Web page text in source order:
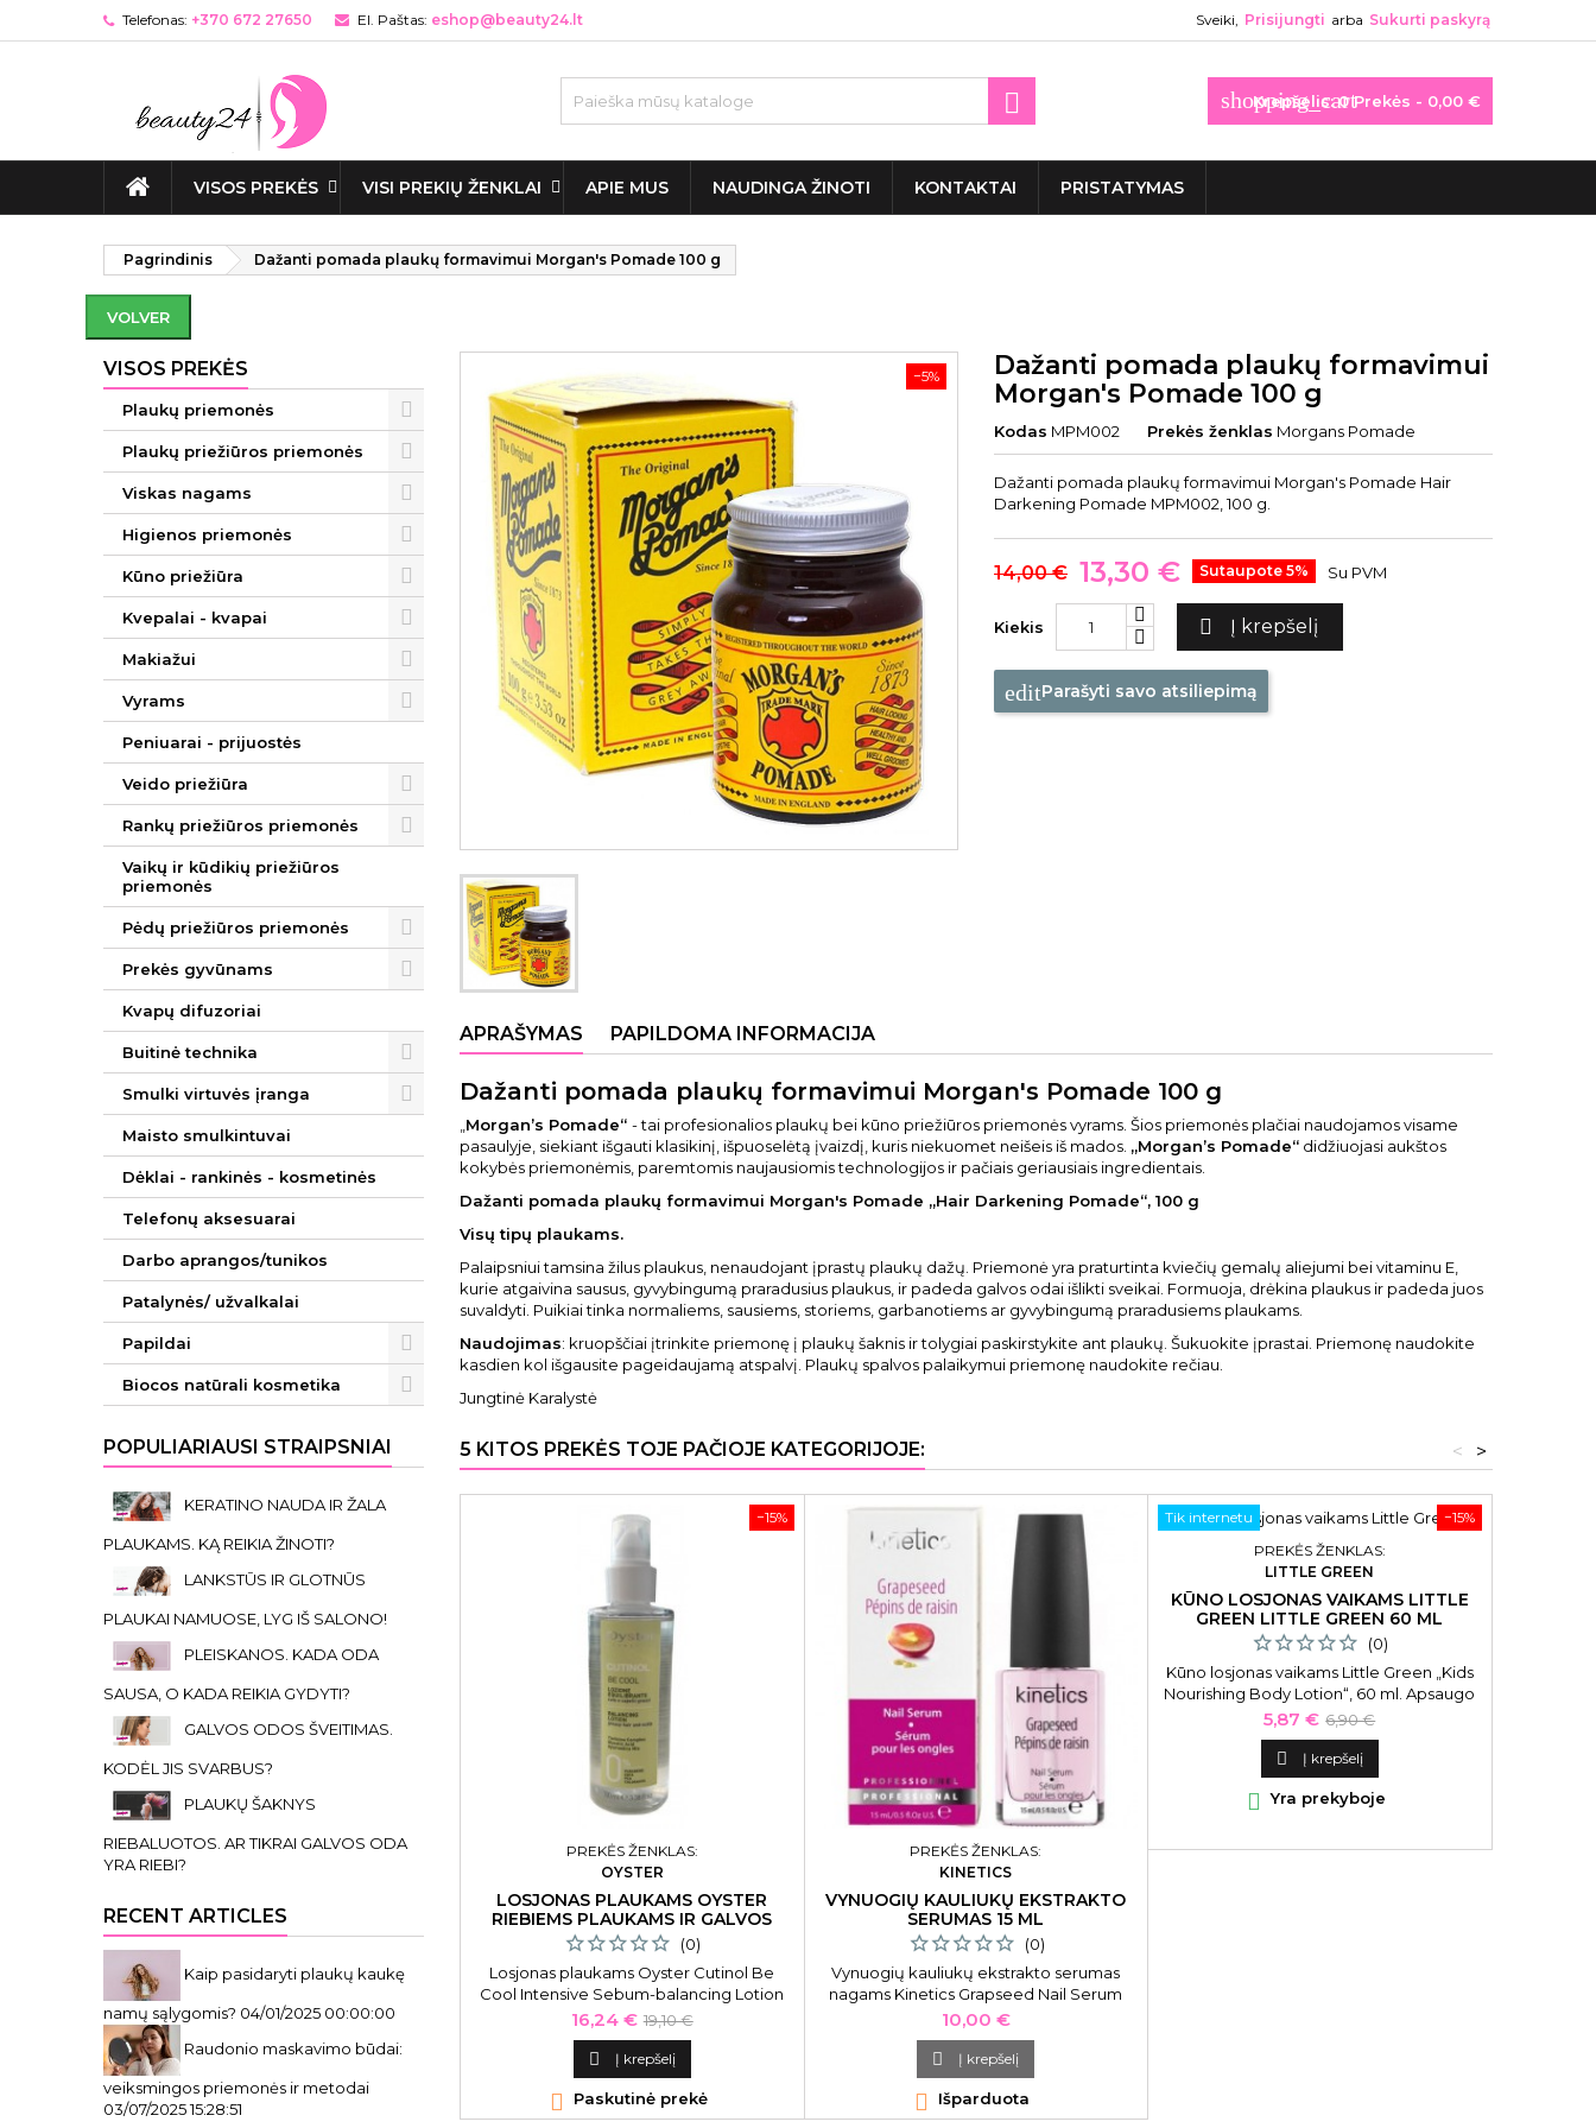
Telefonas: +370 672 27650 El. Paštas: eshop@beauty24.lt Sveiki, Prisijungti arba Sukurti paskyrą
shopping_cart
Krepšelis: 0Prekės - 0,00 €

VISOS PREKĖS VISI PREKIŲ ŽENKLAI APIE MUS NAUDINGA ŽINOTI KONTAKTAI PRISTATYMAS
Pagrindinis Dažanti pomada plaukų formavimui Morgan's Pomade 100 g
VOLVER
VISOS PREKĖS
Plaukų priemonės
Plaukų priežiūros priemonės
Viskas nagams
Higienos priemonės
Kūno priežiūra
Kvepalai - kvapai
Makiažui
Vyrams
Peniuarai - prijuostės
Veido priežiūra
Rankų priežiūros priemonės
Vaikų ir kūdikių priežiūros
priemonės
Pėdų priežiūros priemonės
Prekės gyvūnams
Kvapų difuzoriai
Buitinė technika
Smulki virtuvės įranga
Maisto smulkintuvai
Dėklai - rankinės - kosmetinės
Telefonų aksesuarai
Darbo aprangos/tunikos
Patalynės/ užvalkalai
Papildai
Biocos natūrali kosmetika
POPULIARIAUSI STRAIPSNIAI
KERATINO NAUDA IR ŽALA
PLAUKAMS. KĄ REIKIA ŽINOTI?
LANKSTŪS IR GLOTNŪS
PLAUKAI NAMUOSE, LYG IŠ SALONO!
PLEISKANOS. KADA ODA
SAUSA, O KADA REIKIA GYDYTI?
GALVOS ODOS ŠVEITIMAS.
KODĖL JIS SVARBUS?
PLAUKŲ ŠAKNYS
RIEBALUOTOS. AR TIKRAI GALVOS ODA
YRA RIEBI?
RECENT ARTICLES
Kaip pasidaryti plaukų kaukę
namų sąlygomis? 04/01/2025 00:00:00
Raudonio maskavimo būdai:
veiksmingos priemonės ir metodai
03/07/2025 15:28:51
−5%
Dažanti pomada plaukų formavimui
Morgan's Pomade 100 g
Kodas MPM002 Prekės ženklas Morgans Pomade
Dažanti pomada plaukų formavimui Morgan's Pomade Hair
Darkening Pomade MPM002, 100 g.
14,00 € 13,30 € Sutaupote 5% Su PVM
Kiekis  Į krepšelį
editParašyti savo atsiliepimą
APRAŠYMAS PAPILDOMA INFORMACIJA
Dažanti pomada plaukų formavimui Morgan's Pomade 100 g
Morgan’s Pomade“ - tai profesionalios plaukų bei kūno priežiūros priemonės vyrams. Šios priemonės plačiai naudojamos visame
pasaulyje, siekiant išgauti klasikinį, išpuoselėtą įvaizdį, kuris niekuomet neišeis iš mados. „Morgan’s Pomade“ didžiuojasi aukštos
kokybės priemonėmis, paremtomis naujausiomis technologijos ir pačiais geriausiais ingredientais.
Dažanti pomada plaukų formavimui Morgan's Pomade „Hair Darkening Pomade“, 100 g
Visų tipų plaukams.
Palaipsniui tamsina žilus plaukus, nenaudojant įprastų plaukų dažų. Priemonė yra praturtinta kviečių gemalų aliejumi bei vitaminu E,
kurie atgaivina sausus, gyvybingumą praradusius plaukus, ir padeda galvos odai išlikti sveikai. Formuoja, drėkina plaukus ir padeda juos
suvaldyti. Puikiai tinka normaliems, sausiems, storiems, garbanotiems ar gyvybingumą praradusiems plaukams.
Naudojimas: kruopščiai įtrinkite priemonę į plaukų šaknis ir tolygiai paskirstykite ant plaukų. Šukuokite įprastai. Priemonę naudokite
kasdien kol išgausite pageidaujamą atspalvį. Plaukų spalvos palaikymui priemonę naudokite rečiau.
Jungtinė Karalystė
5 KITOS PREKĖS TOJE PAČIOJE KATEGORIJOJE: >
<
−15%
PREKĖS ŽENKLAS:
OYSTER
LOSJONAS PLAUKAMS OYSTER
RIEBIEMS PLAUKAMS IR GALVOS
ODAI 100 ML(0)
Losjonas plaukams Oyster Cutinol Be
Cool Intensive Sebum-balancing Lotion
OYLZ05010101, besiriebaluojantiems
plaukams ir galvos odai, 100 ml
Kaina
16,24 € Bazinė
kaina
19,10 €
 Į krepšelį
 Paskutinė prekė
PREKĖS ŽENKLAS:
KINETICS
VYNUOGIŲ KAULIUKŲ EKSTRAKTO
SERUMAS 15 ML
(0)
Vynuogių kauliukų ekstrakto serumas
nagams Kinetics Grapseed Nail Serum
KSGR01, 15 ml
Kaina
10,00 €
 Į krepšelį
 Išparduota
−15%
Tik internetu
PREKĖS ŽENKLAS:
LITTLE GREEN
KŪNO LOSJONAS VAIKAMS LITTLE
GREEN LITTLE GREEN 60 ML
(0)
Kūno losjonas vaikams Little Green „Kids
Nourishing Body Lotion“, 60 ml. Apsaugo
nuo odos išsausėjimo ir sulaiko drėgmę.
Skirtas vaikams
Kaina
5,87 € Bazinė
kaina
6,90 €
 Į krepšelį
 Yra prekyboje